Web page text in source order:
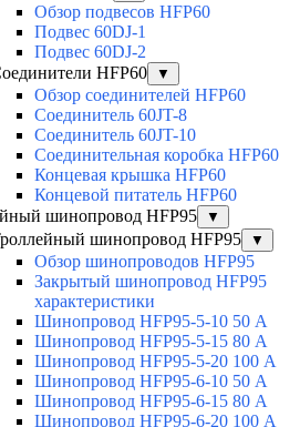
Обзор подвесов HFP60
Подвес 60DJ-1
Подвес 60DJ-2
HFP60
▼
Обзор соединителей HFP60
Соединитель 60JT-8
Соединитель 60JT-10
Соединительная коробка HFP60
Концевая крышка HFP60
Концевой питатель HFP60
шинопровод HFP95
▼
шинопровод HFP95 ▼
Обзор шинопроводов HFP95
Закрытый шинопровод HFP95
характеристики
Шинопровод HFP95-5-10 50 А
Шинопровод HFP95-5-15 80 А
Шинопровод HFP95-5-20 100 А
Шинопровод HFP95-6-10 50 А
Шинопровод HFP95-6-15 80 А
Шинопровод HFP95-6-20 100 А